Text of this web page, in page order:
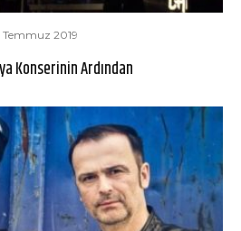
Temmuz 2019
Konserinin Ardından